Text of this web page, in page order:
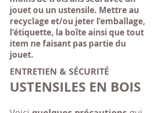
jouet ou un ustensile. Mettre au
recyclage et/ou jeter l’emballage,
l’étiquette, la boîte ainsi que tout
item ne faisant pas partie du
jouet.
ENTRETIEN & SÉCURITÉ
USTENSILES EN BOIS